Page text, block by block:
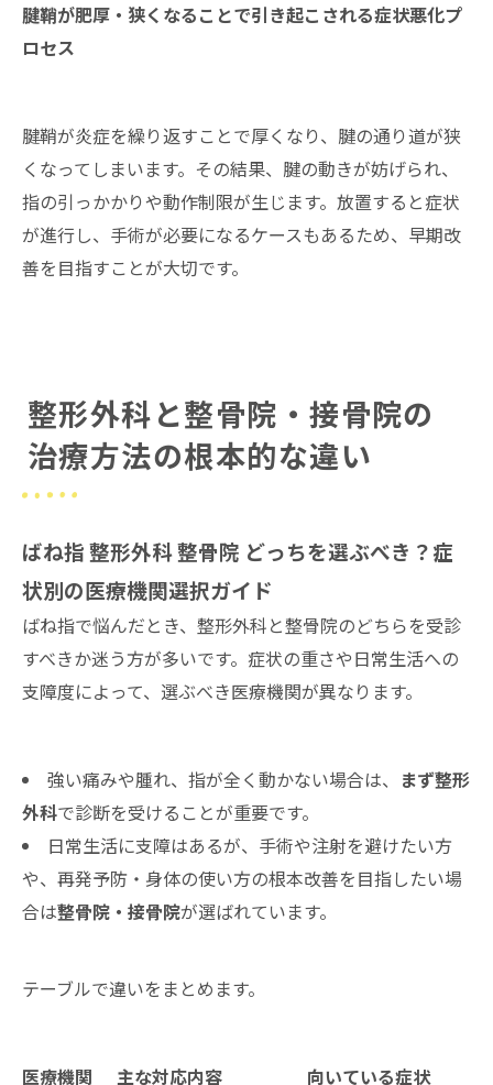
腱鞘が肥厚・狭くなることで引き起こされる症状悪化プ
ロセス
腱鞘が炎症を繰り返すことで厚くなり、腱の通り道が狭
くなってしまいます。その結果、腱の動きが妨げられ、
指の引っかかりや動作制限が生じます。放置すると症状
が進行し、手術が必要になるケースもあるため、早期改
善を目指すことが大切です。
整形外科と整骨院・接骨院の
治療方法の根本的な違い
ばね指 整形外科 整骨院 どっちを選ぶべき？症
状別の医療機関選択ガイド
ばね指で悩んだとき、整形外科と整骨院のどちらを受診
すべきか迷う方が多いです。症状の重さや日常生活への
支障度によって、選ぶべき医療機関が異なります。
強い痛みや腫れ、指が全く動かない場合は、 まず整形
外科で診断を受けることが重要です。
日常生活に支障はあるが、手術や注射を避けたい方
や、再発予防・身体の使い方の根本改善を目指したい場
合は整骨院・接骨院が選ばれています。
テーブルで違いをまとめます。
医療機関 主な対応内容 向いている症状